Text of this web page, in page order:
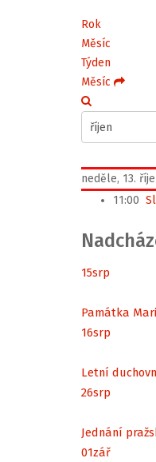
Rok
Měsíc
Týden
Měsíc
neděle, 13.
11:00
15srp
Památka
16srp
Letní
26srp
Jednání
01zář